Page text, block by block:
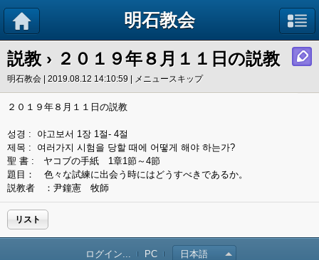
明石教会
説教 › ２０１９年８月１１日の説教
明石教会 | 2019.08.12 14:10:59 | メニュースキップ
２０１９年８月１１日の説教
성경 : 야고보서 1장 1절- 4절
제목 : 여러가지 시험을 당할 때에 어떻게 해야 하는가?
聖 書 : ヤコブの手紙 1章1節～4節
題目： 色々な試練に出会う時にはどうすべきであるか。
説教者 ：尹鐘憲 牧師
リスト
ログイン... PC 日本語